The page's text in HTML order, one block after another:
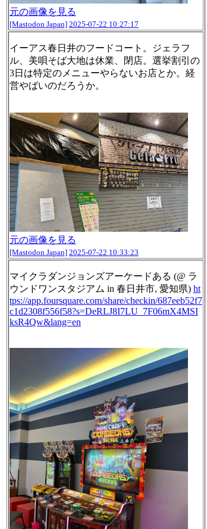
元の画像を見る
[Mastodon Japan] 2025-07-22 10:27:17
イーアス春日井のフードコート。ジェラフ
ル、美唄そば大地は休業、閉店。選挙割引の
3日は特定のメニューやらないお店とか。経
営やばいのだろうか。
元の画像を見る
[Mastodon Japan] 2025-07-22 10:33:23
マイクラダンジョンズアーケードある (@ ラ
ウンドワンスタジアム in 春日井市, 愛知県) ht
tps://app.foursquare.com/share/checkin/687eeb52f7
c1d2308f556f58?s=DeRLJ8I7LU_7F06mX4MSI
ksR4Qw&lang=en